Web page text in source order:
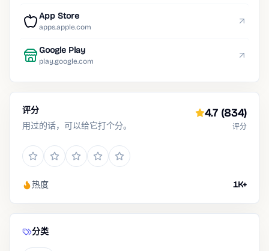
App Store
apps.apple.com
Google Play
play.google.com
评分
用过的话，可以给它打个分。
4.7 (834)
评分
热度 1K+
分类